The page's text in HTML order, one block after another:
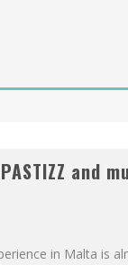
and
in Malta is